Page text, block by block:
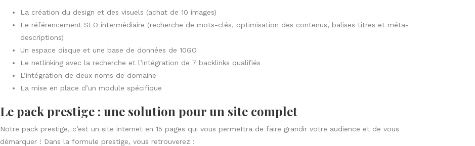
La création du design et des visuels (achat de 10 images)
Le référencement SEO intermédiaire (recherche de mots-clés, optimisation des contenus, balises titres et méta-
descriptions)
Un espace disque et une base de données de 10GO
Le netlinking avec la recherche et l’intégration de 7 backlinks qualifiés
L’intégration de deux noms de domaine
La mise en place d’un module spécifique
Le pack prestige : une solution pour un site complet
Notre pack prestige, c’est un site internet en 15 pages qui vous permettra de faire grandir votre audience et de vous
démarquer ! Dans la formule prestige, vous retrouverez :